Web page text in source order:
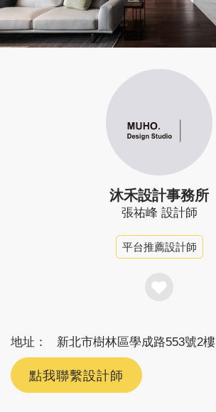
沐禾設計事務所
張祐峰 設計師
平台推薦設計師
地址： 新北市樹林區學成路553號2樓
點我聯繫設計師